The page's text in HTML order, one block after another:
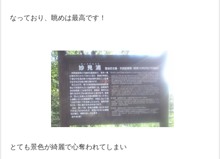
なっており、眺めは最高です！
とても景色が綺麗で心奪われてしまい